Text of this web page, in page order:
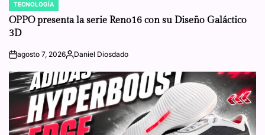
POSTED
IN
TECNOLOGÍA
OPPO presenta la serie Reno16 con su Diseño Galáctico
3D
onagosto 7, 2026Posted
Daniel Diosdado